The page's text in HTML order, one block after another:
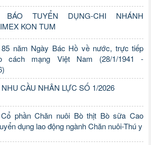
BÁO TUYỂN DỤNG-CHI NHÁNH
KON TUM
năm Ngày Bác Hồ về nước, trực tiếp
cách mạng Việt Nam (28/1/1941 -
CẦU NHÂN LỰC SỐ 1/2026
phần Chăn nuôi Bò thịt Bò sữa Cao
dụng lao động ngành Chăn nuôi-Thú y